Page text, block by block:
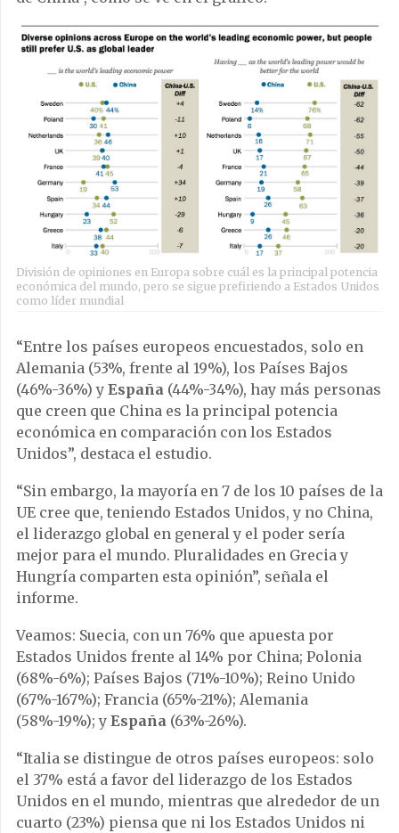
División de opiniones en Europa sobre cuál es la principal potencia
económica del mundo, pero se sigue prefiriendo a Estados Unidos
como líder mundial
“Entre los países europeos encuestados, solo en
Alemania (53%, frente al 19%), los Países Bajos
(46%-36%) y España (44%-34%), hay más personas
que creen que China es la principal potencia
económica en comparación con los Estados
Unidos”, destaca el estudio.
“Sin embargo, la mayoría en 7 de los 10 países de la
UE cree que, teniendo Estados Unidos, y no China,
el liderazgo global en general y el poder sería
mejor para el mundo. Pluralidades en Grecia y
Hungría comparten esta opinión”, señala el
informe.
Veamos: Suecia, con un 76% que apuesta por
Estados Unidos frente al 14% por China; Polonia
(68%-6%); Países Bajos (71%-10%); Reino Unido
(67%-167%); Francia (65%-21%); Alemania
(58%-19%); y España (63%-26%).
“Italia se distingue de otros países europeos: solo
el 37% está a favor del liderazgo de los Estados
Unidos en el mundo, mientras que alrededor de un
cuarto (23%) piensa que ni los Estados Unidos ni